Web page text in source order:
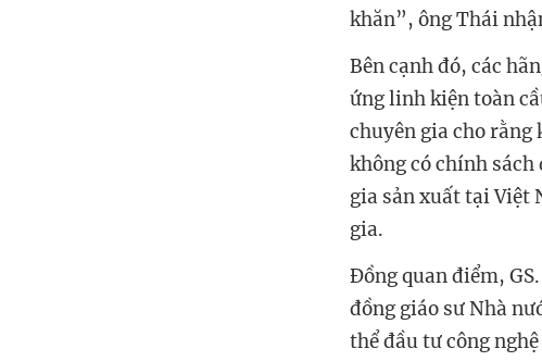
khăn”, ông Thái
Bên cạnh đó, các
ứng linh kiện toàn
chuyên gia cho rằng
không có chính
gia sản xuất tại Việt
gia.
Đồng quan điểm,
đồng giáo sư Nhà
thể đầu tư công